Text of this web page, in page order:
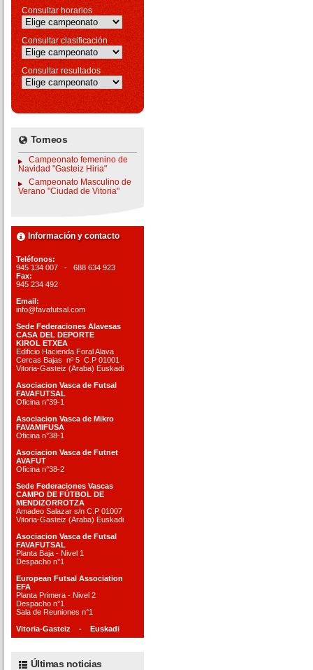
Consultar horarios
Consultar clasificación
Consultar resultados
Torneos
Campeonato femenino de
Navidad "Gasteiz Hiria"
Campeonato Masculino de
Verano "Ciudad de Vitoria"
Información y contacto
Teléfonos:
945 134 007 - 688 634 923
Fax:
945 234 492
Email:
info@favafutsal.com
Sede Federaciones Alavesas
CASA DEL DEPORTE
KIROL ETXEA
Edificio Hacienda Foral Alava
Cercas Bajas nº 5 C.P 01001
Vitoria-Gasteiz (Araba) Euskadi
Asociacion Vasca de Futsal
FAVAFUTSAL
Oficina n°39-1
Asociacion Vasca de Mikro
FAVAMIFUSA
Oficina n°38-1
Asociacion Vasca de Futnet
AVAFUT
Oficina n°38-2
Sede Federaciones Vascas
CAMPO DE FÚTBOL DE
MENDIZORROTZA
Amadeo Salazar s/n C.P 01007
Vitoria-Gasteiz (Araba) Euskadi
Asociacion Vasca de Futsal
FAVAFUTSAL
Planta Baja - Nivel 1
Despacho n°1
European Futsal Association
EFA
Planta Primera - Nivel 2
Despacho n°1
Sala de Reuniones n°1
Vitoria-Gasteiz - Euskadi
Últimas noticias